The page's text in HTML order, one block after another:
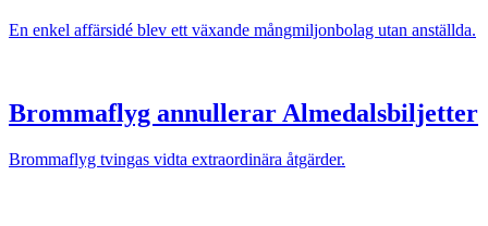
En enkel affärsidé blev ett växande mångmiljonbolag utan anställda.
Brommaflyg annullerar Almedalsbiljetter
Brommaflyg tvingas vidta extraordinära åtgärder.